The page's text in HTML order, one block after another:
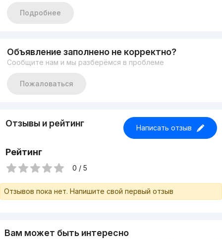
Первая линия, вдоль дороги
С арендатором 5000 у.е.
Подробнее
Объявление заполнено не корректно?
Сообщите нам и мы разберёмся в проблеме
Пожаловаться
Отзывы и рейтинг Написать отзыв
Рейтинг
0 / 5
Отзывов пока нет. Напишите свой первый отзыв
Вам может быть интересно